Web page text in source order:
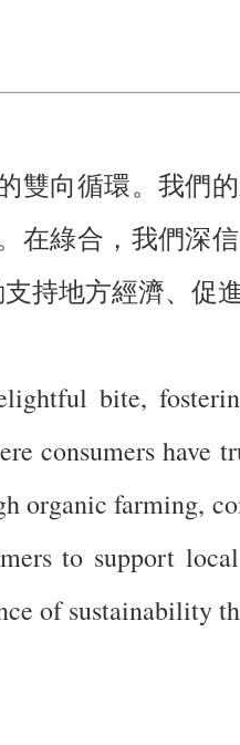
雙向循環。我們
在綠合，我們深
持地方經濟、促
bite,
consumers have
organic farming,
to support
of sustainability